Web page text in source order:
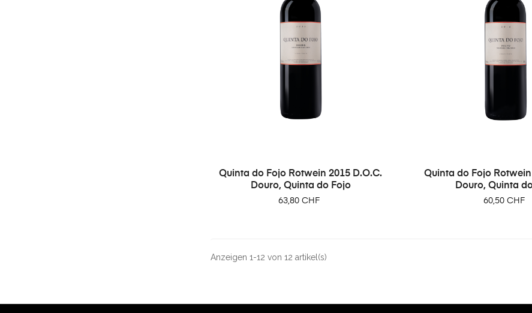
Quinta do Fojo Rotwein 2015 D.O.C.
Douro, Quinta do Fojo
Preis
63,80 CHF
Quinta do Fojo Rotwein
Douro, Quinta
Preis
60,50 CHF
Anzeigen 1-12 von 12 artikel(s)